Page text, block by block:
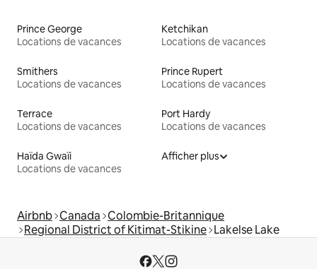
Prince George
Locations de vacances
Ketchikan
Locations de vacances
Smithers
Locations de vacances
Prince Rupert
Locations de vacances
Terrace
Locations de vacances
Port Hardy
Locations de vacances
Haïda Gwaïi
Locations de vacances
Afficher plus
Airbnb Canada Colombie-Britannique
Regional District of Kitimat-Stikine Lakelse Lake